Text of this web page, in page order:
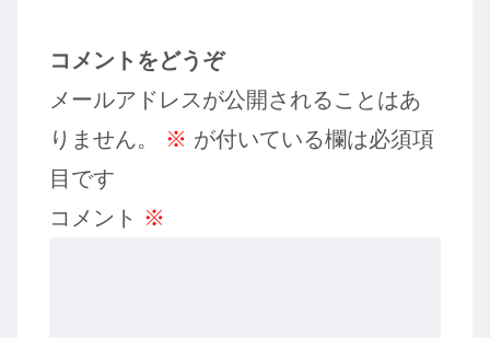
コメントをどうぞ
メールアドレスが公開されることはあ
りません。
※ が付いている欄は必須項
目です
コメント ※